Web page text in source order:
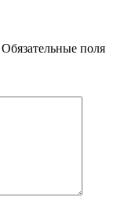
Обязательные поля